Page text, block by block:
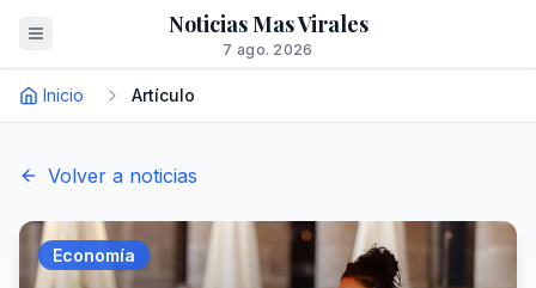
Noticias Mas Virales
7 ago. 2026
Inicio Artículo
Volver a noticias
Economía